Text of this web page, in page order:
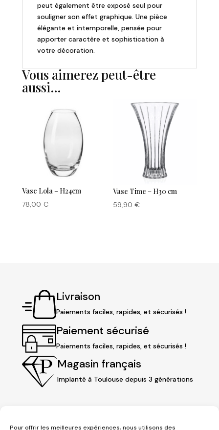
Pour offrir les meilleures expériences, nous utilisons des
peut également être exposé seul pour
souligner son effet graphique. Une pièce
élégante et intemporelle, pensée pour
apporter caractère et sophistication à
votre décoration.
Vous aimerez peut-être
aussi…
Vase Lola – H24cm
78,00 €
Vase Time – H30 cm
59,90€
Livraison
Paiements faciles, rapides, et sécurisés !
Paiement sécurisé
Paiements faciles, rapides, et sécurisés !
Magasin français
Implanté à Toulouse depuis 3 générations